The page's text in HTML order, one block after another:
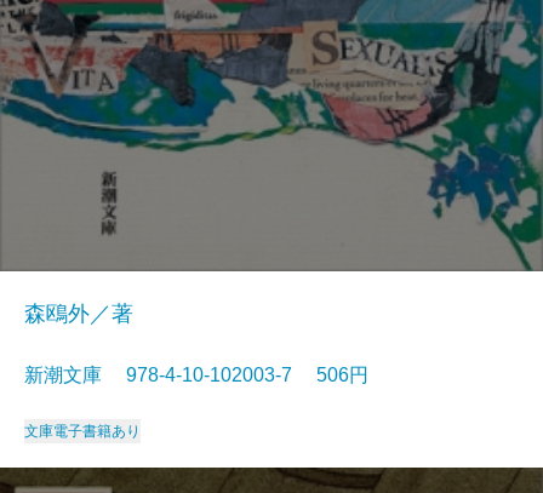
森鴎外／著
新潮文庫 978-4-10-102003-7 506円
文庫電子書籍あり